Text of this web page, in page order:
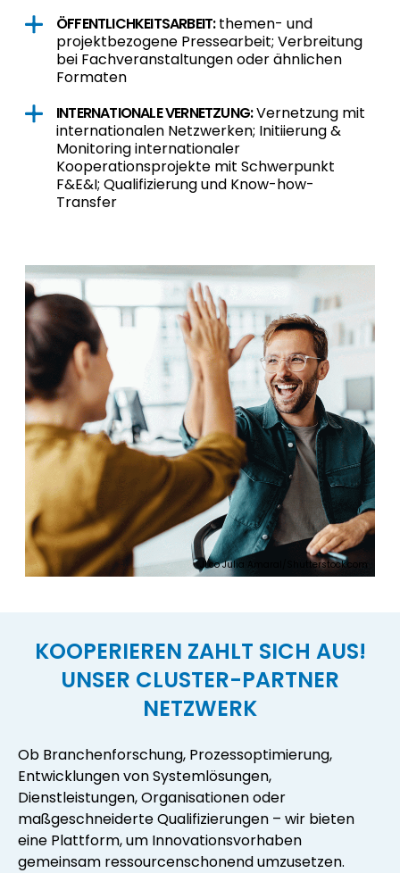
ÖFFENTLICHKEITSARBEIT:themen- und
projektbezogene Pressearbeit; Verbreitung
bei Fachveranstaltungen oder ähnlichen
Formaten
INTERNATIONALE VERNETZUNG:Vernetzung mit
internationalen Netzwerken; Initiierung &
Monitoring internationaler
Kooperationsprojekte mit Schwerpunkt
F&E&I; Qualifizierung und Know-how-
Transfer
JLco Julia Amaral/Shutterstock.com
KOOPERIEREN ZAHLT SICH AUS!
UNSER CLUSTER-PARTNER
NETZWERK
Ob Branchenforschung, Prozessoptimierung,
Entwicklungen von Systemlösungen,
Dienstleistungen, Organisationen oder
maßgeschneiderte Qualifizierungen – wir bieten
eine Plattform, um Innovationsvorhaben
gemeinsam ressourcenschonend umzusetzen.